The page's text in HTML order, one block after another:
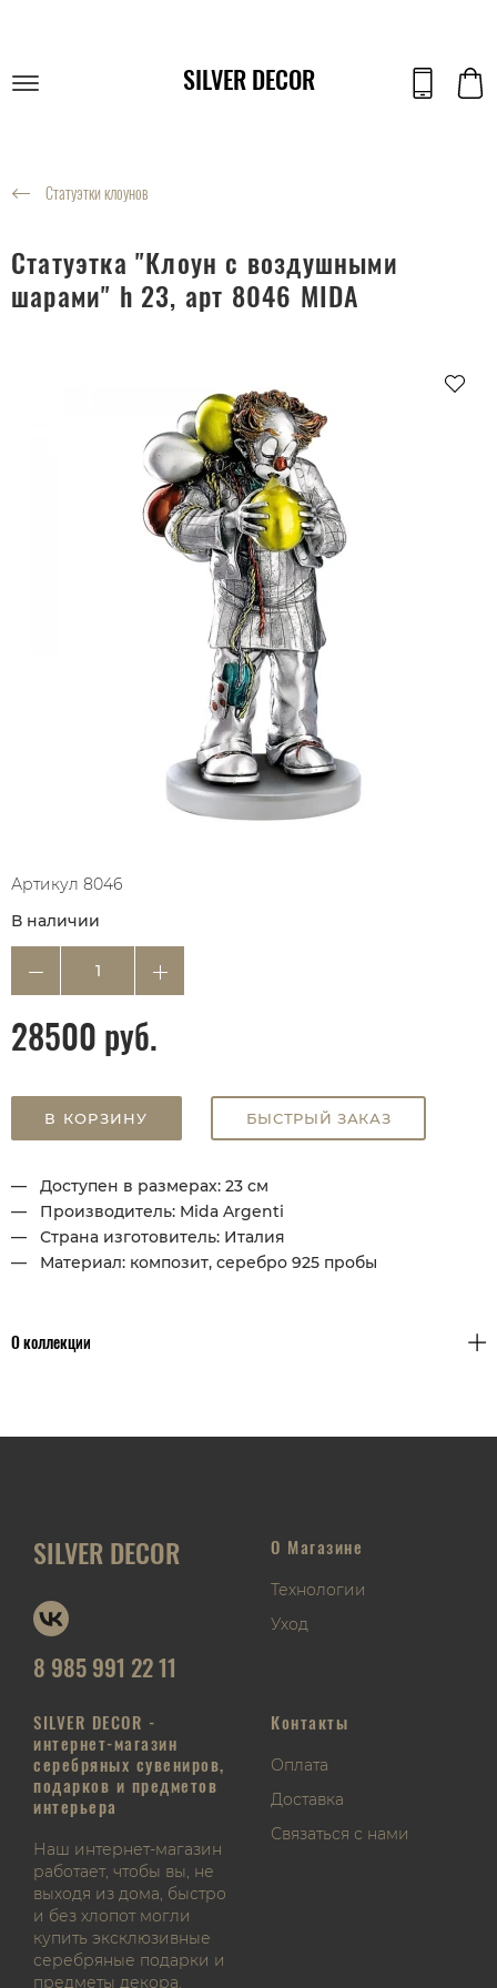
SILVER DECOR
Статуэтки клоунов
Статуэтка "Клоун с воздушными
шарами" h 23, арт 8046 MIDA
Артикул 8046
В наличии
28500 руб.
В КОРЗИНУ БЫСТРЫЙ ЗАКАЗ
Доступен в размерах: 23 см
Производитель: Mida Argenti
Страна изготовитель: Италия
Материал: композит, серебро 925 пробы
О коллекции
SILVER DECOR
8 985 991 22 11
О Магазине
Технологии
Уход
SILVER DECOR -
интернет-магазин
серебряных сувениров,
подарков и предметов
интерьера
Наш интернет-магазин
работает, чтобы вы, не
выходя из дома, быстро
и без хлопот могли
купить эксклюзивные
серебряные подарки и
предметы декора.
Контакты
Оплата
Доставка
Связаться с нами